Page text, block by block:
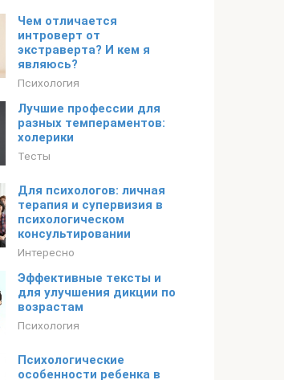
Чем отличается
интроверт от
экстраверта? И кем я
являюсь?
Психология
Лучшие профессии для
разных темпераментов:
холерики
Тесты
Для психологов: личная
терапия и супервизия в
психологическом
консультировании
Интересно
Эффективные тексты и
для улучшения дикции по
возрастам
Психология
Психологические
особенности ребенка в